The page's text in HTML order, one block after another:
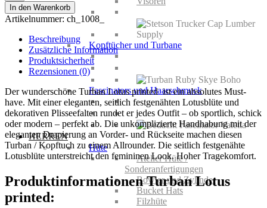
Kopftücher und Turbane
Fascinators und Haarschmuck
HERREN
Hüte
Atelier Hüte /
Sonderanfertigungen
Bowler und Zylinder
Bucket Hats
Filzhüte
Lotus
printed
Menge
In den Warenkorb
Artikelnummer: ch_1008_
Beschreibung
Zusätzliche Information
Produktsicherheit
Rezensionen (0)
Der wunderschöne Turban Lotus printed ist ein absolutes Must-
have. Mit einer eleganten, seitlich festgenähten Lotusblüte und
dekorativen Plisseefalten rundet er jedes Outfit – ob sportlich, schick
oder modern – perfekt ab. Die unkomplizierte Handhabung mit der
eleganten Drapierung an Vorder- und Rückseite machen diesen
Turban / Kopftuch zu einem Allrounder. Die seitlich festgenähte
Lotusblüte unterstreicht den femininen Look. Hoher Tragekomfort.
Produktinformationen Turban Lotus
printed: